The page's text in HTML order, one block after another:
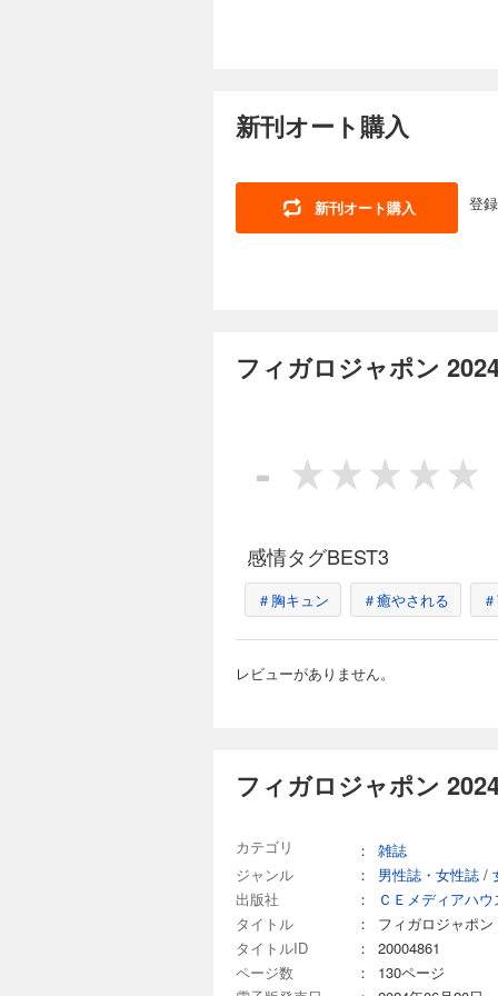
工 活動寫眞館
ディアハウス書籍
リーフ＆アーペルの
イブから紐解く、
鳥取から瀬戸内へ
ネチャーを遊ぶ。
市川美和子。 メゾ
HOROSCOPE 石
上がるのはドレスア
トに、 ロマンティ
事、ページがある場
ん。あらかじめご了承ください。 目次 いいモノ語り NEWS
MÉLI-MÉLO
ボーテ ルイ・ヴィ
ャーニー』展で体感
性起業家たち。
にくれたもの
ン学習帖 ／ おや
フィガロジャポン
「書店」という場所
か？ ※デジタル版は紙の雑誌とは一部内容が異なり、掲載されない、または掲載期限のある広告や写真、記事、ペ
ESSENTIALS 今
る。キレイになり
理子 子共の頃の視
フェミニズムにつ
える。武田砂鉄 あ
事な本。小川哲 も
福岡伸一 日本社会
巳 笑える！ 花田菜
ミュウが贈る女性た
ス書籍のご案内 長
な秋にときめく色を
madameFIGARO.jp
占いで私を知る。 「運」がよくなりたい。 そう考える人は多いはず。 「運がいい人」とは、表現力が高かった
り、 セルフプロデ
能性があるのでは
のタイプを知り、
見つめ直すきっかけ
い、 トライしてみませんか？ ※デジタル版は紙の雑誌とは一部内容が異なり、掲
る広告や写真、記事
ご応募できません。あらかじめご了承ください
年、AZの数秘術で
に導かれて。 大阪
ラ・グランダムの煌
Music GOURMET
News from
［袋綴じ付録］
フィガロジャポン
くりに励む職人の手
目次 いいモノ語り
和の暮らし方。 日
レップに誘われて
ションリポート。
JUNONとRYUHEI
『国宝』、演じる
える、フィッティ
き。 齊藤 工 活動
食、居心地のいい
フィガロジャポ
イルから、 数々の
ス映画から抜け出
お届け！ ※デジタル版は紙の雑誌とは一部内容が異なり、掲載されない、または掲載期限のある広告や写真、記
事、ページがある
Essentials 今月のTo Buy, To Know
ら。 色香について、改めて考える。 今田美桜とヴィンテージの密やかな共犯関係。 Tシャツとタンクトップは永
フィガロジャポ
新刊オート購入
新刊オート購入 登
フィガロジャポン
-
感情タグBEST3
＃胸キュン ＃癒やされる
レビューがありません。
フィガロジャポン
カテゴリ ：
雑誌
ジャンル
： 男性誌・女性誌 /
出版社
：
ＣＥメディアハウ
タイトル
：
フィガロジャポン
タイトルID
：
20004861
ページ数
：
130ページ